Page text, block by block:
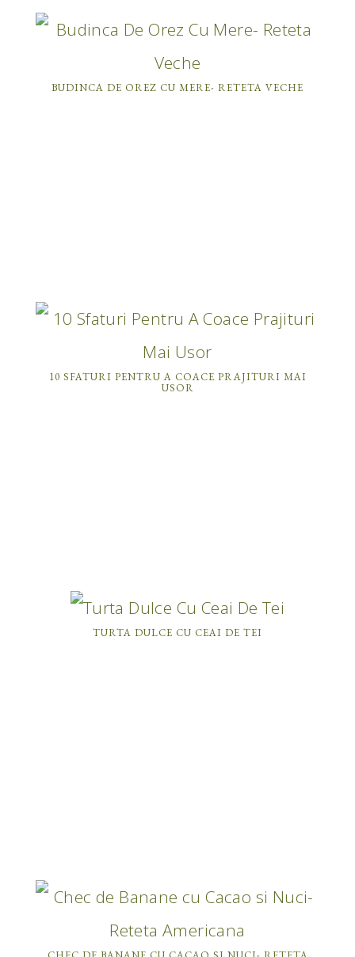
BUDINCA DE OREZ CU MERE- RETETA VECHE
10 SFATURI PENTRU A COACE PRAJITURI MAI
USOR
TURTA DULCE CU CEAI DE TEI